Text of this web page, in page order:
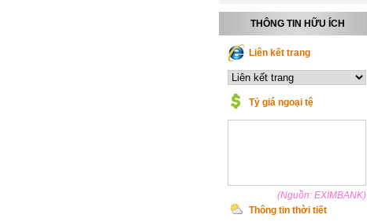
THÔNG TIN HỮU ÍCH
Liên kết trang
Tỷ giá ngoại tệ
(Nguồn: EXIMBANK)
Thông tin thời tiết